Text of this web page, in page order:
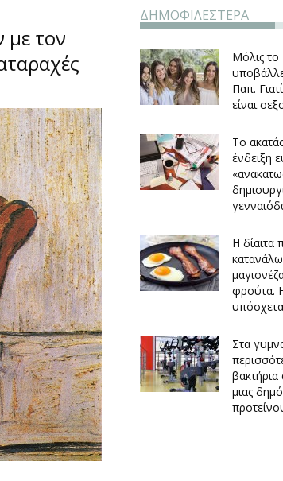
με τον
ΔΗΜΟΦΙΛΕΣΤΕΡΑ
Μόλις
Παπ.
είναι
Το
ένδειξη
Η δίαιτα
φρούτα.
Στα
βακτήρια
μιας